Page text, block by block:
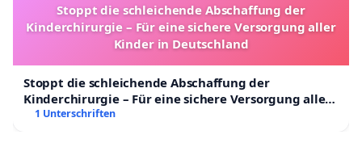
Stoppt die schleichende Abschaffung der
Kinderchirurgie – Für eine sichere Versorgung aller
Kinder in Deutschland
Stoppt die schleichende Abschaffung der
Kinderchirurgie – Für eine sichere Versorgung aller
Kinder in Deutschland
1 Unterschriften